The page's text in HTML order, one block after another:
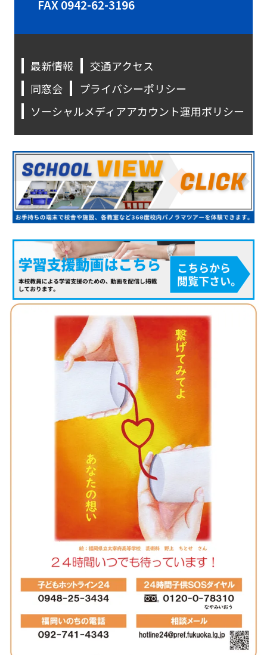
FAX 0942-62-3196
最新情報
交通アクセス
同窓会
プライバシーポリシー
ソーシャルメディアアカウント運用ポリシー